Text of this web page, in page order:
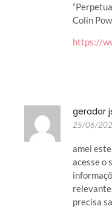
Colin
https://
gerador
25/06/
amei
acesse o
precisa